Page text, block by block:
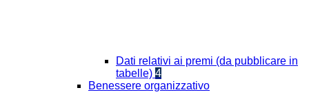
Dati relativi ai premi (da pubblicare in
tabelle) 4
Benessere organizzativo